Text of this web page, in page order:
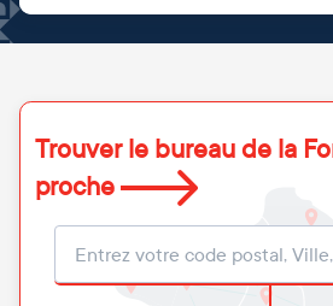
Trouver le bureau de la
proche
Localisation